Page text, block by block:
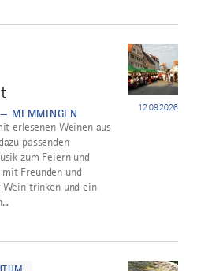
MEMMINGEN 12.09.2026
erlesenen Weinen aus
passenden
zum Feiern und
Freunden und
Wein trinken und ein